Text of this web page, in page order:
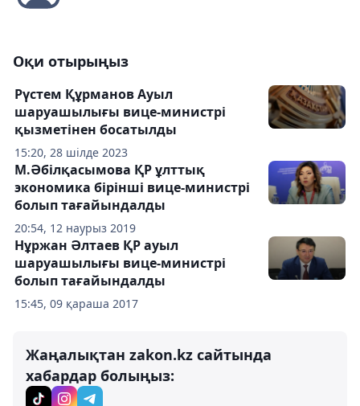
Оқи отырыңыз
15:20, 28 шілде 2023
Рүстем Құрманов Ауыл
шаруашылығы вице-министрі
қызметінен босатылды
20:54, 12 наурыз 2019
М.Әбілқасымова ҚР ұлттық
экономика бірінші вице-министрі
болып тағайындалды
15:45, 09 қараша 2017
Нұржан Әлтаев ҚР ауыл
шаруашылығы вице-министрі
болып тағайындалды
Жаңалықтан zakon.kz сайтында
хабардар болыңыз: